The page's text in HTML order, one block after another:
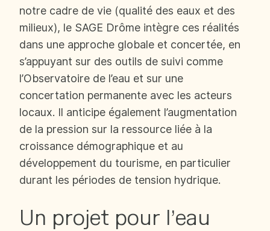
notre cadre de vie (qualité des eaux et des
milieux), le SAGE Drôme intègre ces réalités
dans une approche globale et concertée, en
s’appuyant sur des outils de suivi comme
l’Observatoire de l’eau et sur une
concertation permanente avec les acteurs
locaux. Il anticipe également l’augmentation
de la pression sur la ressource liée à la
croissance démographique et au
développement du tourisme, en particulier
durant les périodes de tension hydrique.
Un projet pour l’eau